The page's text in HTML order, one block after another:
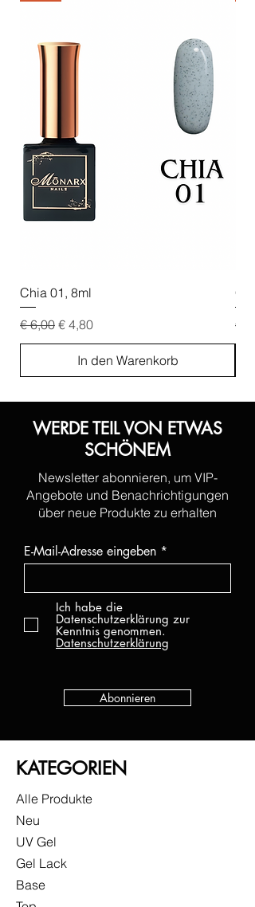
Chia 01, 8ml
Standardpreis
€ 6,00 Sale-Preis
€ 4,80
In den Warenkorb
€
WERDE TEIL VON ETWAS
SCHÖNEM
Newsletter abonnieren, um VIP-
Angebote und Benachrichtigungen
über neue Produkte zu erhalten
E-Mail-Adresse eingeben
Ich habe die
Datenschutzerklärung zur
Kenntnis genommen.
Datenschutzerklärung
Abonnieren
KATEGORIEN
Alle Produkte
Neu
UV Gel
Gel Lack
Base